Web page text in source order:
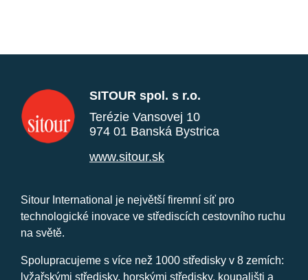
SITOUR spol. s r.o.
Terézie Vansovej 10
974 01 Banská Bystrica
www.sitour.sk
Sitour International je největší firemní síť pro
technologické inovace ve střediscích cestovního ruchu
na světě.
Spolupracujeme s více než 1000 středisky v 8 zemích:
lyžařskými středisky, horskými středisky, koupališti a